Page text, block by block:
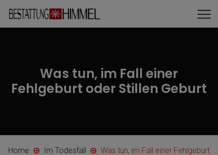
Was tun, im Fall einer
Fehlgeburt oder Stillen Geburt
Home Im Todesfall
Was tun, im Fall einer Fehlgeburt